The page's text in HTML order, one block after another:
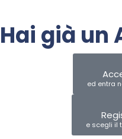
Hai già un
ed entra
e scegli il